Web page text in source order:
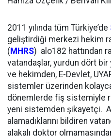
2011 yılında tüm Türkiye’de
geliştirdiği merkezi hekim
( MHRS) alo182 hattından
vatandaşlar, yurdun dört bir
ve hekimden, E-Devlet,
sistemler üzerinden
dönemlerde fiş sistemiyle
yeni sistemden şikayetçi.
alamadıklarını bildiren
alakalı doktor